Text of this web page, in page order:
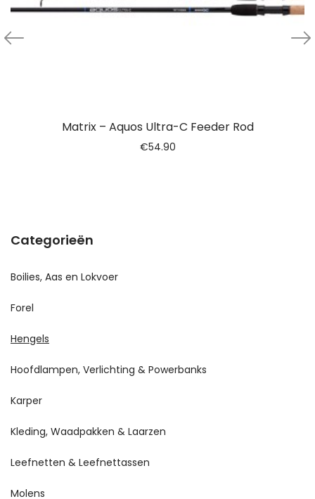
Matrix – Aquos Ultra-C Feeder Rod
€54.90
Categorieën
Boilies, Aas en Lokvoer
Forel
Hengels
Hoofdlampen, Verlichting & Powerbanks
Karper
Kleding, Waadpakken & Laarzen
Leefnetten & Leefnettassen
Molens